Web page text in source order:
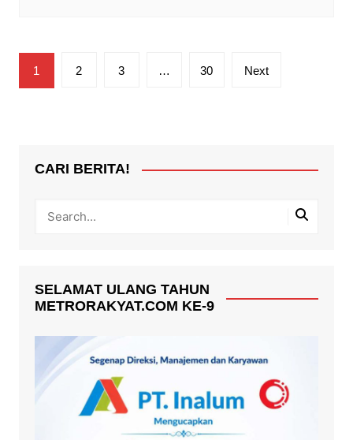
Paginasi
pos
1 2 3 … 30 Next
CARI BERITA!
SELAMAT ULANG TAHUN
METRORAKYAT.COM KE-9